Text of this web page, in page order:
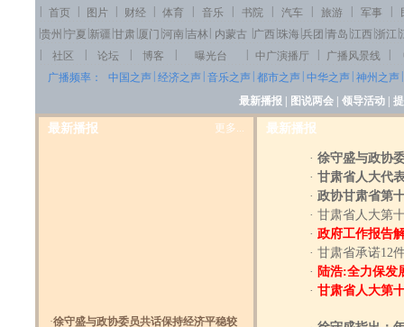
首页 图片 财经 体育 音乐 书院 汽车 旅游 军事
贵州 宁夏 新疆 甘肃 厦门 河南 吉林 内蒙古 广西 珠海 兵团 青岛 江西 浙江
社区 论坛 博客 曝光台 中广演播厅 广播风景线
广播频率：
中国之声 经济之声 音乐之声 都市之声 中华之声 神州之声
最新播报
图说两会 领导活动
最新播报 更多...
·徐守盛与政协委员共话保持经济平稳较
最新播报
· 徐守盛与政协
· 甘肃省人大代
· 政协甘肃省第
· 甘肃省人大第
· 政府工作报告
· 甘肃省承诺12
· 陆浩:全力保发
· 甘肃省人大第